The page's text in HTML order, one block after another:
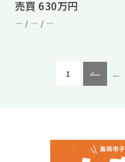
売買 630万円
― / ― / ―
1 ...